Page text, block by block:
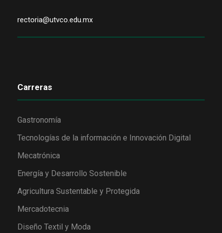
rectoria@utvco.edu.mx
Carreras
Gastronomía
Tecnologías de la información e Innovación Digital
Mecatrónica
Energía y Desarrollo Sostenible
Agricultura Sustentable y Protegida
Mercadotecnia
Diseño Textil y Moda